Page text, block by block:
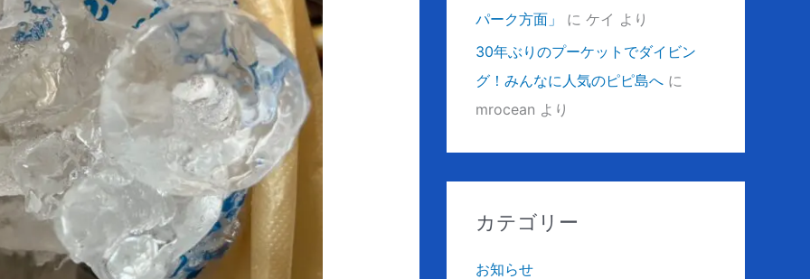
パーク方面」
に ケイ より
30年ぶりのプーケットでダイビン
グ！みんなに人気のピピ島へ に
mrocean より
カテゴリー
お知らせ